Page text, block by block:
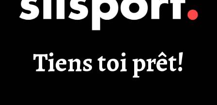
Tiens toi prêt!